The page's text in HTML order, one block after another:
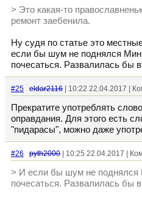
> Это какая-то
ремонт заебенила.
Ну судя по статье это
если бы шум не поднялся
почесаться. Развалилась бы
#25 eldar2116 | 10:22 22.04.2017 |
Прекратите употреблять
оправдания. Для этого есть
"пидарасы", можно даже
#26 pyth2000 | 10:25 22.04.2017 |
> И если бы шум не поднялся
почесаться. Развалилась бы